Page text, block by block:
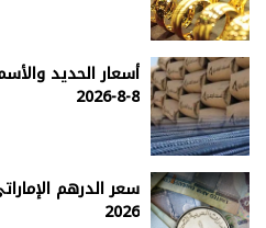
أسعار الحديد
8-8-2026
2026